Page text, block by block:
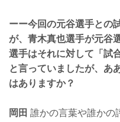
ーー今回の元谷選手との
が、青木真也選手が元谷
選手はそれに対して「試
と言っていましたが、あ
はありますか？
岡田 誰かの言葉や誰かの